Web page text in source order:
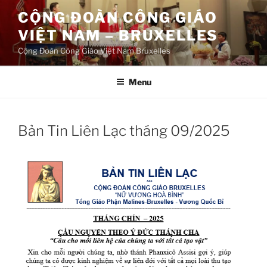
Aller
contenu
principal
CỘNG ĐOÀN CÔNG GIÁO
VIỆT NAM – BRUXELLES
Cộng Đoàn Công Giáo Việt Nam Bruxelles
Menu
Bản Tin Liên Lạc tháng 09/2025